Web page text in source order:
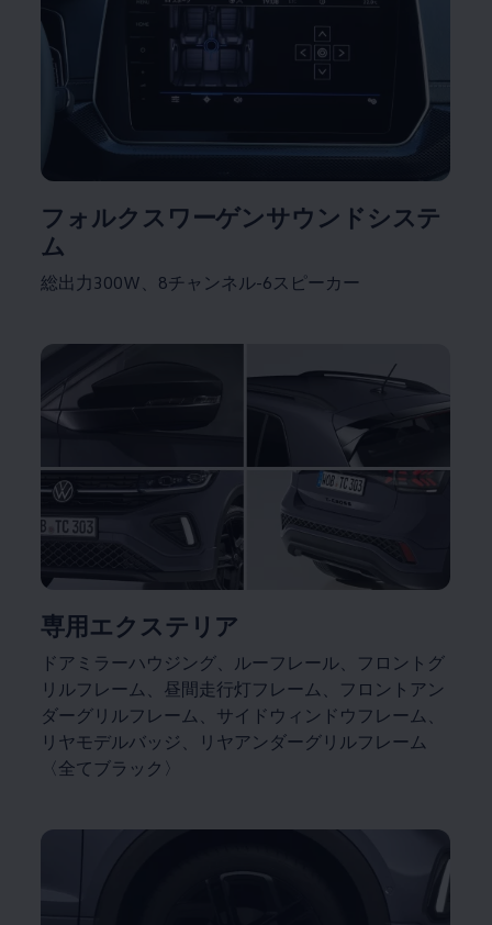
フォルクスワーゲンサウンドシステ
ム
総出力300W、8チャンネル-6スピーカー
専用エクステリア
ドアミラーハウジング、ルーフレール、フロントグ
リルフレーム、昼間走行灯フレーム、フロントアン
ダーグリルフレーム、サイドウィンドウフレーム、
リヤモデルバッジ、リヤアンダーグリルフレーム
〈全てブラック〉